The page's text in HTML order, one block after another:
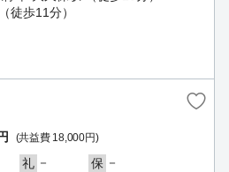
徒歩11分）
(共益費 18,000円)
礼 － 保 －